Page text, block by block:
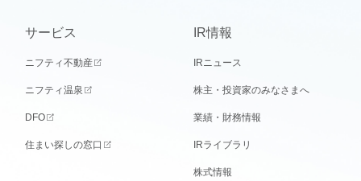
サービス
ニフティ不動産
ニフティ温泉
DFO
住まい探しの窓口
IR情報
IRニュース
株主・投資家のみなさまへ
業績・財務情報
IRライブラリ
株式情報